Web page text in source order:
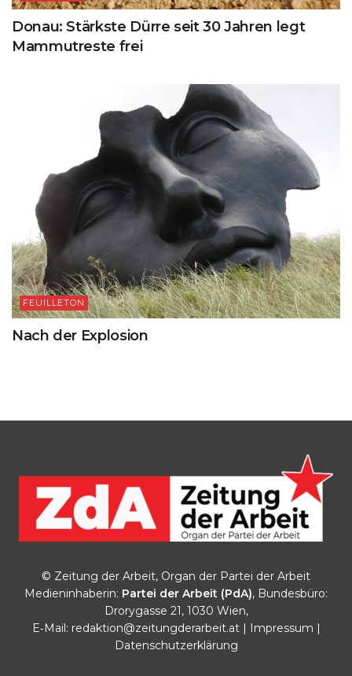
Donau: Stärkste Dürre seit 30 Jahren legt
Mammutreste frei
FEUILLETON
Nach der Explosion
© Zeitung der Arbeit, Organ der Partei der Arbeit
Medieninhaberin: Partei der Arbeit (PdA), Bundesbüro:
Drorygasse 21, 1030 Wien,
E‑Mail: redaktion@zeitungderarbeit.at| Impressum
Datenschutzerklärung